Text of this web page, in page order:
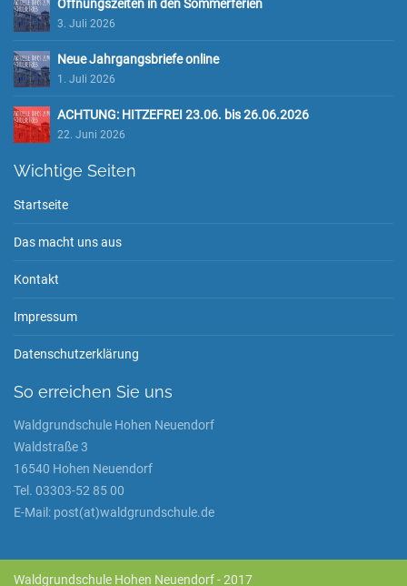
Öffnungszeiten in den Sommerferien
3. Juli 2026
Neue Jahrgangsbriefe online
1. Juli 2026
ACHTUNG: HITZEFREI 23.06. bis 26.06.2026
22. Juni 2026
Wichtige Seiten
Startseite
Das macht uns aus
Kontakt
Impressum
Datenschutzerklärung
So erreichen Sie uns
Waldgrundschule Hohen Neuendorf
Waldstraße 3
16540 Hohen Neuendorf
Tel. 03303-52 85 00
E-Mail: post(at)waldgrundschule.de
Waldgrundschule Hohen Neuendorf - 2017